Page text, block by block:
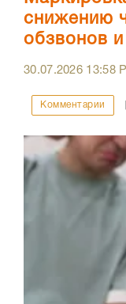
снижению
обзвонов
30.07.2026 13:58
Комментарии